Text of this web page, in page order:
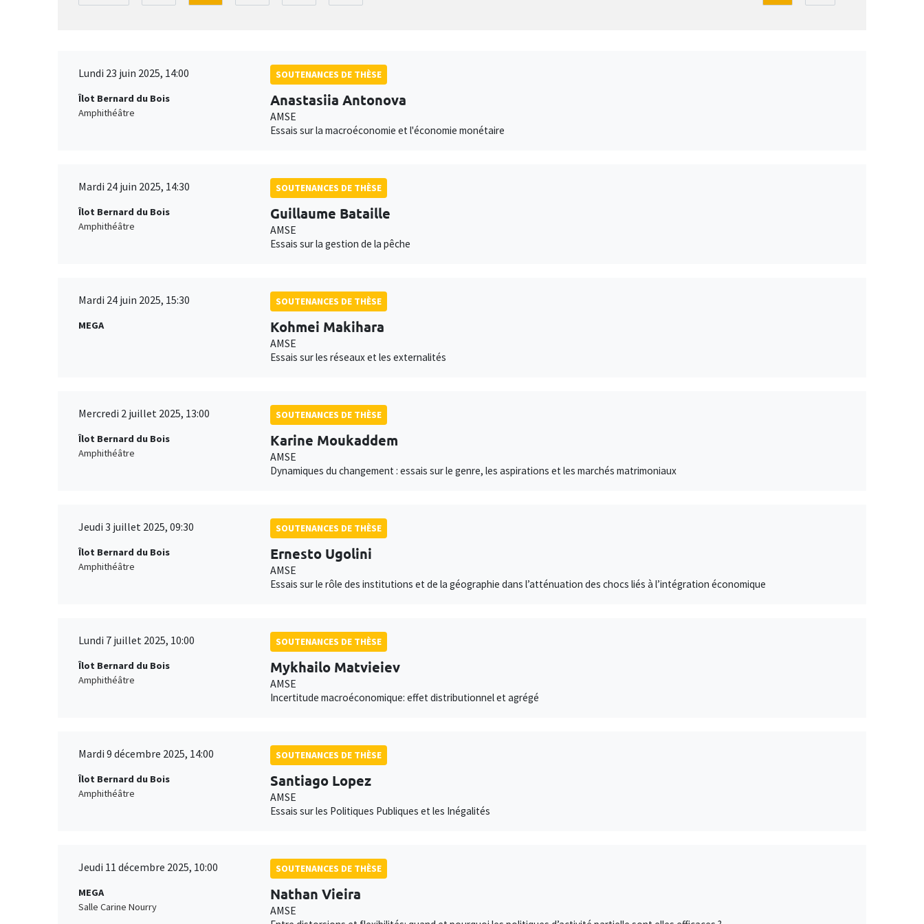
Lundi 23 juin 2025, 14:00
Îlot Bernard du Bois
Amphithéâtre
SOUTENANCES DE THÈSE
Anastasiia Antonova
AMSE
Essais sur la macroéconomie et l'économie monétaire
Mardi 24 juin 2025, 14:30
Îlot Bernard du Bois
Amphithéâtre
SOUTENANCES DE THÈSE
Guillaume Bataille
AMSE
Essais sur la gestion de la pêche
Mardi 24 juin 2025, 15:30
MEGA
SOUTENANCES DE THÈSE
Kohmei Makihara
AMSE
Essais sur les réseaux et les externalités
Mercredi 2 juillet 2025, 13:00
Îlot Bernard du Bois
Amphithéâtre
SOUTENANCES DE THÈSE
Karine Moukaddem
AMSE
Dynamiques du changement : essais sur le genre, les aspirations et les marchés matrimoniaux
Jeudi 3 juillet 2025, 09:30
Îlot Bernard du Bois
Amphithéâtre
SOUTENANCES DE THÈSE
Ernesto Ugolini
AMSE
Essais sur le rôle des institutions et de la géographie dans l’atténuation des chocs liés à l’intégration économique
Lundi 7 juillet 2025, 10:00
Îlot Bernard du Bois
Amphithéâtre
SOUTENANCES DE THÈSE
Mykhailo Matvieiev
AMSE
Incertitude macroéconomique: effet distributionnel et agrégé
Mardi 9 décembre 2025, 14:00
Îlot Bernard du Bois
Amphithéâtre
SOUTENANCES DE THÈSE
Santiago Lopez
AMSE
Essais sur les Politiques Publiques et les Inégalités
Jeudi 11 décembre 2025, 10:00
MEGA
Salle Carine Nourry
SOUTENANCES DE THÈSE
Nathan Vieira
AMSE